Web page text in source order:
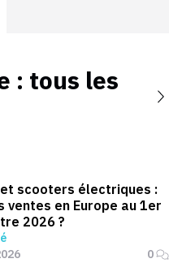
: tous les
scooters électriques :
ventes en Europe au 1er
2026 ?
0